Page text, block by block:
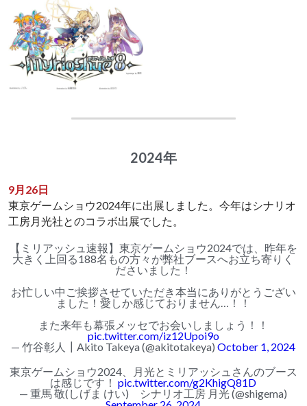
2024年
9月26日
東京ゲームショウ2024年に出展しました。今年はシナリオ
工房月光社とのコラボ出展でした。
【ミリアッシュ速報】東京ゲームショウ2024では、昨年を
大きく上回る188名もの方々が弊社ブースへお立ち寄りく
ださいました！
お忙しい中ご挨拶させていただき本当にありがとうござい
ました！愛しか感じておりません…！！
また来年も幕張メッセでお会いしましょう！！
pic.twitter.com/iz12Upoi9o
— 竹谷彰人┃Akito Takeya (@akitotakeya)October 1, 2024
東京ゲームショウ2024、月光とミリアッシュさんのブース
は感じです！pic.twitter.com/g2KhigQ81D
— 重馬 敬(しげま けい) シナリオ工房 月光 (@shigema)